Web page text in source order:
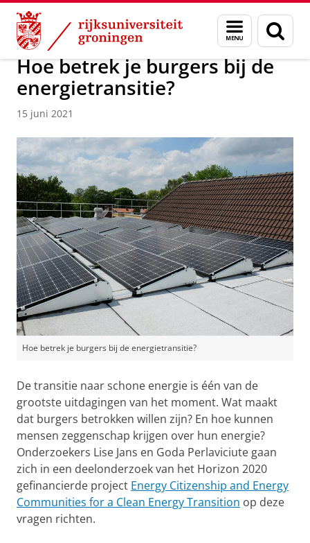
Skip
Content
Skip
Navigation
Menu
en
zoeken
Over ons Actueel Nieuws Nieuwsberichten
Hoe betrek je burgers bij de
energietransitie?
15 juni 2021
Hoe betrek je burgers bij de energietransitie?
De transitie naar schone energie is één van de
grootste uitdagingen van het moment. Wat maakt
dat burgers betrokken willen zijn? En hoe kunnen
mensen zeggenschap krijgen over hun energie?
Onderzoekers Lise Jans en Goda Perlaviciute gaan
zich in een deelonderzoek van het Horizon 2020
gefinancierde project Energy Citizenship and Energy
Communities for a Clean Energy Transition op deze
vragen richten.